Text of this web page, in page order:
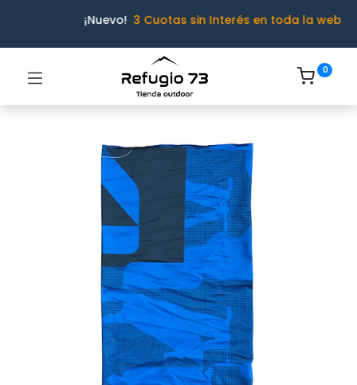
¡Nuevo! 3 Cuotas sin Interés en toda la web
0